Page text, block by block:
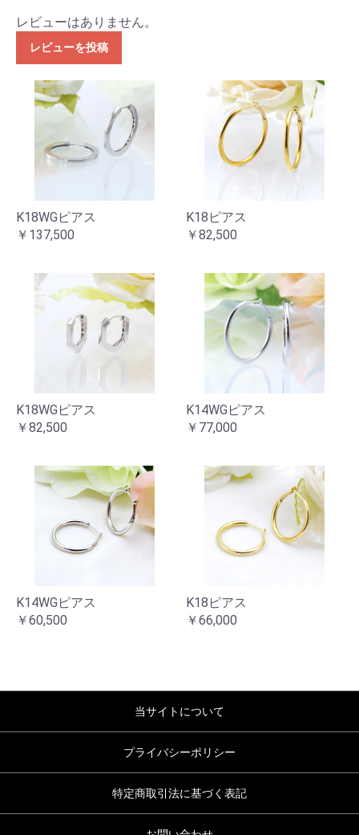
お買い物を続ける
レビューはありません。
レビューを投稿
K18WGピアス
￥137,500
K18ピアス
￥82,500
K18WGピアス
￥82,500
K14WGピアス
￥77,000
K14WGピアス
￥60,500
K18ピアス
￥66,000
当サイトについて
プライバシーポリシー
特定商取引法に基づく表記